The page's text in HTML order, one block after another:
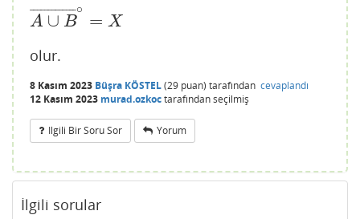
A ∪ B
¯ ¯
¯¯¯¯¯¯¯¯¯¯¯∘
= X
A∪B¯ ∘=X
olur.
8 Kasım 2023 Büşra KÖSTEL(29 puan) tarafından cevaplandı
12 Kasım 2023 murad.ozkoctarafındanseçilmiş
Ilgili Bir Soru Sor Yorum
İlgili sorular